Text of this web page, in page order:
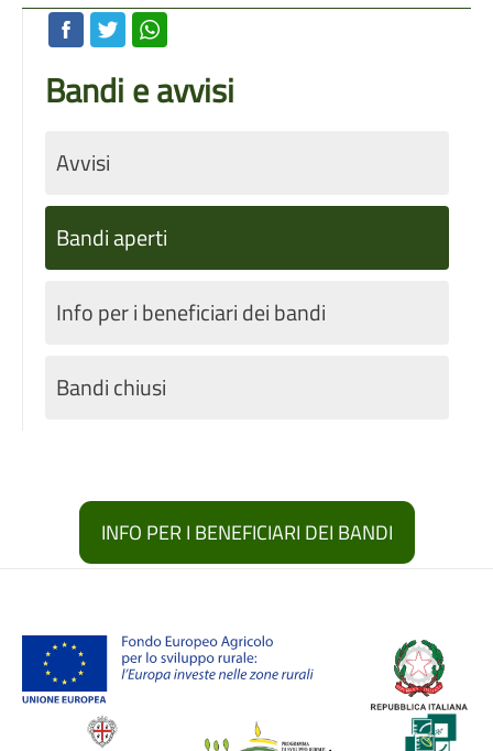
Bandi e avvisi
Avvisi
Bandi aperti
Info per i beneficiari dei bandi
Bandi chiusi
INFO PER I BENEFICIARI DEI BANDI